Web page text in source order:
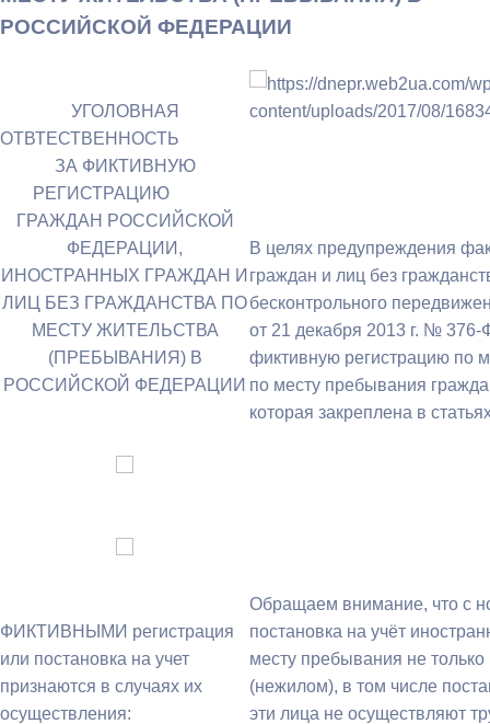
РОССИЙСКОЙ ФЕДЕРАЦИИ
УГОЛОВНАЯ
ОТВТЕСТВЕННОСТЬ
ЗА ФИКТИВНУЮ
РЕГИСТРАЦИЮ
ГРАЖДАН РОССИЙСКОЙ
ФЕДЕРАЦИИ,
ИНОСТРАННЫХ ГРАЖДАН И
ЛИЦ БЕЗ ГРАЖДАНСТВА ПО
МЕСТУ ЖИТЕЛЬСТВА
(ПРЕБЫВАНИЯ) В
РОССИЙСКОЙ ФЕДЕРАЦИИ
В целях предупреждения
граждан и лиц без
бесконтрольного
от 21 декабря 2013 г. № 376-
фиктивную регистрацию по
по месту пребывания
которая закреплена в
ФИКТИВНЫМИ регистрация
или постановка на учет
признаются в случаях их
осуществления:
Обращаем внимание, что с
постановка на учёт
месту пребывания не
(нежилом), в том числе
эти лица не осуществляют